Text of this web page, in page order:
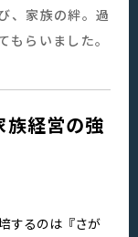
、家族の絆。過
らいました。
族経営の強
するのは『さが